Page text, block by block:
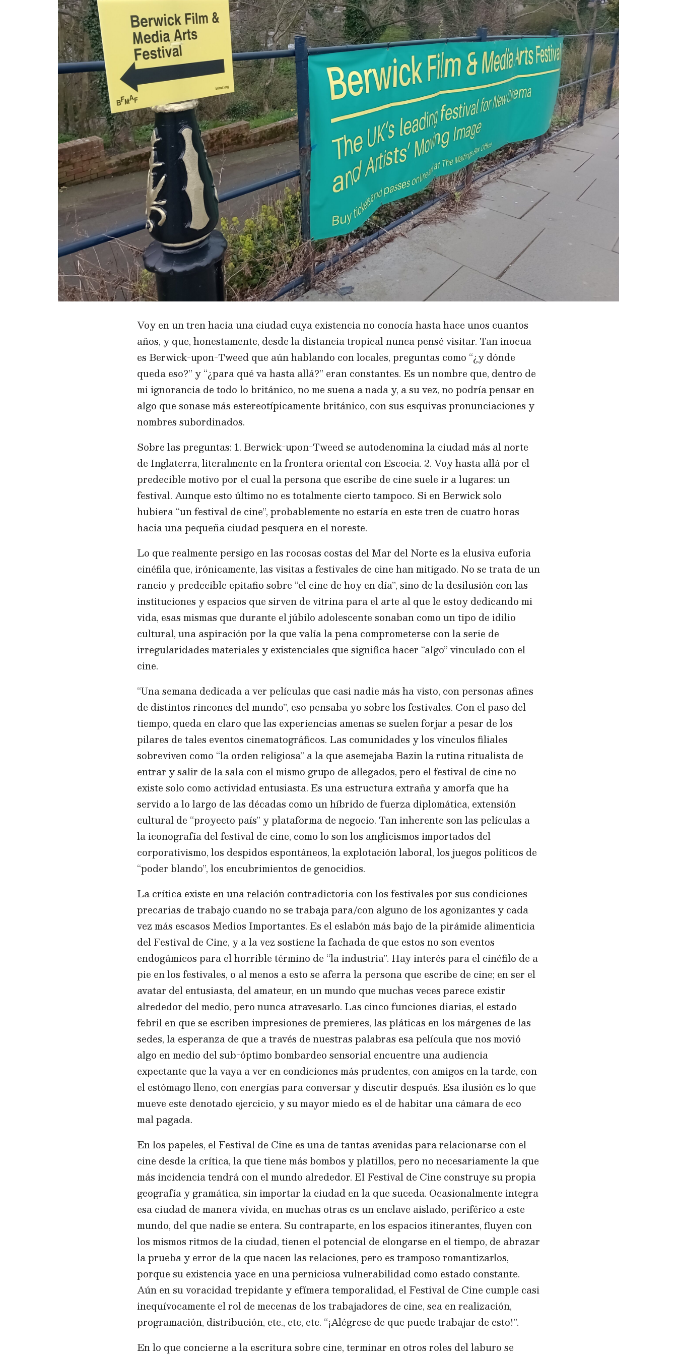
Voy en un tren hacia una ciudad cuya existencia no conocía hasta hace unos cuantos
años, y que, honestamente, desde la distancia tropical nunca pensé visitar. Tan inocua
es Berwick-upon-Tweed que aún hablando con locales, preguntas como “¿y dónde
queda eso?” y “¿para qué va hasta allá?” eran constantes. Es un nombre que, dentro de
mi ignorancia de todo lo británico, no me suena a nada y, a su vez, no podría pensar en
algo que sonase más estereotípicamente británico, con sus esquivas pronunciaciones y
nombres subordinados.
Sobre las preguntas: 1. Berwick-upon-Tweed se autodenomina la ciudad más al norte
de Inglaterra, literalmente en la frontera oriental con Escocia. 2. Voy hasta allá por el
predecible motivo por el cual la persona que escribe de cine suele ir a lugares: un
festival. Aunque esto último no es totalmente cierto tampoco. Si en Berwick solo
hubiera “un festival de cine”, probablemente no estaría en este tren de cuatro horas
hacia una pequeña ciudad pesquera en el noreste.
Lo que realmente persigo en las rocosas costas del Mar del Norte es la elusiva euforia
cinéfila que, irónicamente, las visitas a festivales de cine han mitigado. No se trata de un
rancio y predecible epitafio sobre “el cine de hoy en día”, sino de la desilusión con las
instituciones y espacios que sirven de vitrina para el arte al que le estoy dedicando mi
vida, esas mismas que durante el júbilo adolescente sonaban como un tipo de idilio
cultural, una aspiración por la que valía la pena comprometerse con la serie de
irregularidades materiales y existenciales que significa hacer “algo” vinculado con el
cine.
“Una semana dedicada a ver películas que casi nadie más ha visto, con personas afines
de distintos rincones del mundo”, eso pensaba yo sobre los festivales. Con el paso del
tiempo, queda en claro que las experiencias amenas se suelen forjar a pesar de los
pilares de tales eventos cinematográficos. Las comunidades y los vínculos filiales
sobreviven como “la orden religiosa” a la que asemejaba Bazin la rutina ritualista de
entrar y salir de la sala con el mismo grupo de allegados, pero el festival de cine no
existe solo como actividad entusiasta. Es una estructura extraña y amorfa que ha
servido a lo largo de las décadas como un híbrido de fuerza diplomática, extensión
cultural de “proyecto país” y plataforma de negocio. Tan inherente son las películas a
la iconografía del festival de cine, como lo son los anglicismos importados del
corporativismo, los despidos espontáneos, la explotación laboral, los juegos políticos de
“poder blando”, los encubrimientos de genocidios.
La crítica existe en una relación contradictoria con los festivales por sus condiciones
precarias de trabajo cuando no se trabaja para/con alguno de los agonizantes y cada
vez más escasos Medios Importantes. Es el eslabón más bajo de la pirámide alimenticia
del Festival de Cine, y a la vez sostiene la fachada de que estos no son eventos
endogámicos para el horrible término de “la industria”. Hay interés para el cinéfilo de a
pie en los festivales, o al menos a esto se aferra la persona que escribe de cine; en ser el
avatar del entusiasta, del amateur, en un mundo que muchas veces parece existir
alrededor del medio, pero nunca atravesarlo. Las cinco funciones diarias, el estado
febril en que se escriben impresiones de premieres, las pláticas en los márgenes de las
sedes, la esperanza de que a través de nuestras palabras esa película que nos movió
algo en medio del sub-óptimo bombardeo sensorial encuentre una audiencia
expectante que la vaya a ver en condiciones más prudentes, con amigos en la tarde, con
el estómago lleno, con energías para conversar y discutir después. Esa ilusión es lo que
mueve este denotado ejercicio, y su mayor miedo es el de habitar una cámara de eco
mal pagada.
En los papeles, el Festival de Cine es una de tantas avenidas para relacionarse con el
cine desde la crítica, la que tiene más bombos y platillos, pero no necesariamente la que
más incidencia tendrá con el mundo alrededor. El Festival de Cine construye su propia
geografía y gramática, sin importar la ciudad en la que suceda. Ocasionalmente integra
esa ciudad de manera vívida, en muchas otras es un enclave aislado, periférico a este
mundo, del que nadie se entera. Su contraparte, en los espacios itinerantes, fluyen con
los mismos ritmos de la ciudad, tienen el potencial de elongarse en el tiempo, de abrazar
la prueba y error de la que nacen las relaciones, pero es tramposo romantizarlos,
porque su existencia yace en una perniciosa vulnerabilidad como estado constante.
Aún en su voracidad trepidante y efímera temporalidad, el Festival de Cine cumple casi
inequívocamente el rol de mecenas de los trabajadores de cine, sea en realización,
programación, distribución, etc., etc, etc. “¡Alégrese de que puede trabajar de esto!”.
En lo que concierne a la escritura sobre cine, terminar en otros roles del laburo se